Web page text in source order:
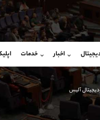
اخبار خدمات
آلیس
103 داخلی